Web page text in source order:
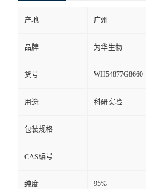
产地 广州
品牌 为华生物
货号 WH54877G8660
用途 科研实验
包装规格
CAS编号
纯度 95%